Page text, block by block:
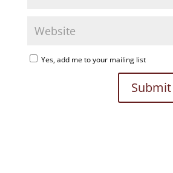
Yes, add me to your mailing list